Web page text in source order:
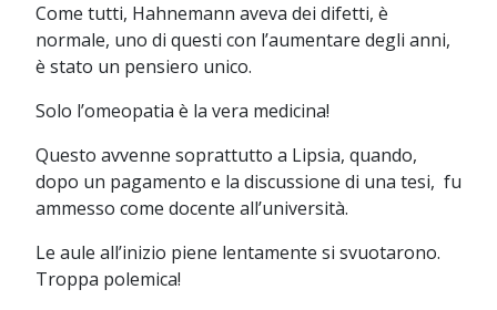
Come tutti, Hahnemann aveva dei difetti, è
normale, uno di questi con l’aumentare degli anni,
è stato un pensiero unico.
Solo l’omeopatia è la vera medicina!
Questo avvenne soprattutto a Lipsia, quando,
dopo un pagamento e la discussione di una tesi, fu
ammesso come docente all’università.
Le aule all’inizio piene lentamente si svuotarono.
Troppa polemica!